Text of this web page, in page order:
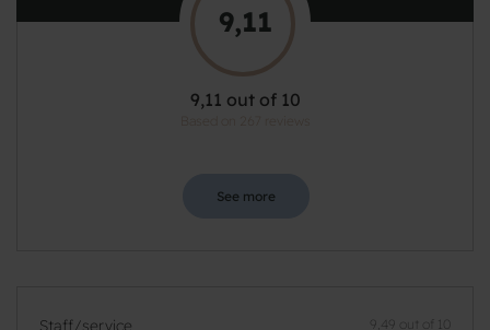
9,11
9,11 out of 10
See more
Staff/service 9,49 out of 10